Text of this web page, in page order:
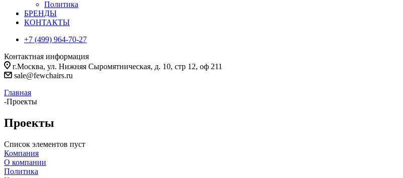
Политика
БРЕНДЫ
КОНТАКТЫ
+7 (499) 964-70-27
Контактная информация
г.Москва, ул. Нижняя Сыромятническая, д. 10, стр 12, оф 211
sale@fewchairs.ru
Главная
-Проекты
Проекты
Список элементов пуст
Компания
О компании
Политика